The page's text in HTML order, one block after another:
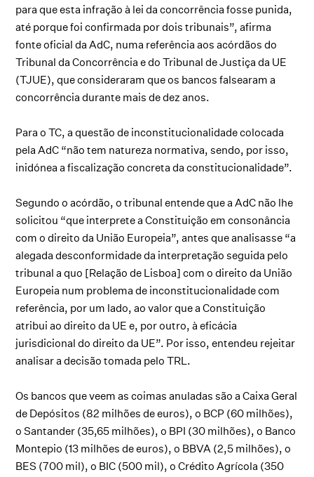
para que esta infração à lei da concorrência fosse punida,
até porque foi confirmada por dois tribunais”, afirma
fonte oficial da AdC, numa referência aos acórdãos do
Tribunal da Concorrência e do Tribunal de Justiça da UE
(TJUE), que consideraram que os bancos falsearam a
concorrência durante mais de dez anos.
Para o TC, a questão de inconstitucionalidade colocada
pela AdC “não tem natureza normativa, sendo, por isso,
inidónea a fiscalização concreta da constitucionalidade”.
Segundo o acórdão, o tribunal entende que a AdC não lhe
solicitou “que interprete a Constituição em consonância
com o direito da União Europeia”, antes que analisasse “a
alegada desconformidade da interpretação seguida pelo
tribunal a quo [Relação de Lisboa] com o direito da União
Europeia num problema de inconstitucionalidade com
referência, por um lado, ao valor que a Constituição
atribui ao direito da UE e, por outro, à eficácia
jurisdicional do direito da UE”. Por isso, entendeu rejeitar
analisar a decisão tomada pelo TRL.
Os bancos que veem as coimas anuladas são a Caixa Geral
de Depósitos (82 milhões de euros), o BCP (60 milhões),
o Santander (35,65 milhões), o BPI (30 milhões), o Banco
Montepio (13 milhões de euros), o BBVA (2,5 milhões), o
BES (700 mil), o BIC (500 mil), o Crédito Agrícola (350